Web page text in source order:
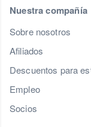
Nuestra compañía
Sobre nosotros
Afiliados
Descuentos para
Empleo
Socios